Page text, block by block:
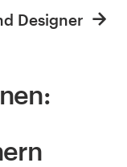
Designer